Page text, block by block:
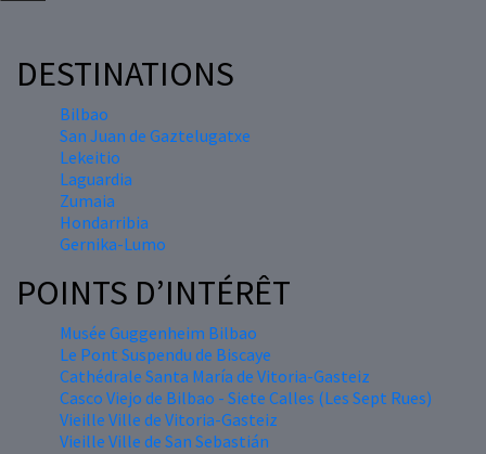
DESTINATIONS
Bilbao
San Juan de Gaztelugatxe
Lekeitio
Laguardia
Zumaia
Hondarribia
Gernika-Lumo
POINTS D’INTÉRÊT
Musée Guggenheim Bilbao
Le Pont Suspendu de Biscaye
Cathédrale Santa María de Vitoria-Gasteiz
Casco Viejo de Bilbao - Siete Calles (Les Sept Rues)
Vieille Ville de Vitoria-Gasteiz
Vieille Ville de San Sebastián